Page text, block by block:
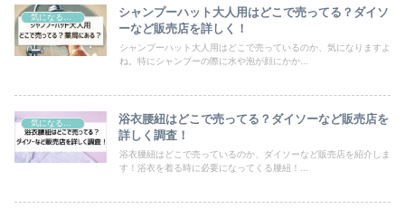
シャンプーハット大人用はどこで売ってる？ダイソ
ーなど販売店を詳しく！
シャンプーハット大人用はどこで売っているのか、気になりますよ
ね。特にシャンプーの際に水や泡が顔にかか...
気になるモノ
浴衣腰紐はどこで売ってる？ダイソーなど販売店を
詳しく調査！
浴衣腰紐はどこで売っているのか、ダイソーなど販売店を紹介しま
す！浴衣を着る時に必要になってくる腰紐！...